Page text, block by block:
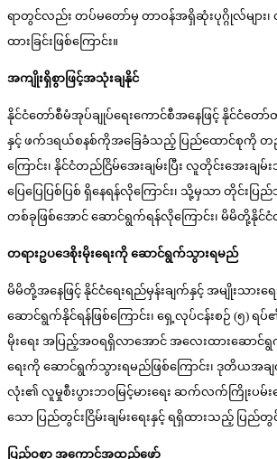
ရာတွင်လည်း တပ်မတော်မှ တာဝန်အရှိဆုံးပုဂ္ဂိုလ်များ၊
ထားခြင်းဖြစ်ကြောင်း။
အကျိုးရှိစွာဖြင့်အသုံးချနိုင်
နိုင်ငံတော်စီမံအုပ်ချုပ်ရေးကောင်စီအနေဖြင့် နိုင်ငံတော်
နှင့် ဖက်ဒရယ်စနစ်ကိုအခြေခံသည့် ပြည်ထောင်စုကို တည်ဆော
ကြောင်း၊ နိုင်ငံတည်ငြိမ်အေးချမ်းပြီး လူတိုင်းအေ
ပြေပြေပြစ်ပြစ် ရှိနေရန်လိုကြောင်း၊ သို့မှသာ တိုင်း
တစ်ခုဖြစ်အောင် ဆောင်ရွက်ရန်လိုကြောင်း၊ မိမိတို့နိုင်ငံတွ
တရားဥပဒေစိုးမိုးရေးကို ဆောင်ရွက်သွားရမည်
မိမိတို့အနေဖြင့် နိုင်ငံရေးရည်မှန်းချက်နှင့် အမျိုးသား
ဆောင်ရွက်နိုင်ရန်ဖြစ်ကြောင်း၊ ရှေ့လုပ်ငန်းစဉ် (၅)
မိုးရေး အပြည့်အဝရရှိလာအောင် အလေးထားဆောင်ရွက်
ရေးကို ဆောင်ရွက်သွားရမည်ဖြစ်ကြောင်း၊ ဒုတိယအခ
လုံး၏ လူမှုစီးပွားဘဝမြင့်မားရေး ဆက်လက်ကြိုးပမ်
သော ပြည်တွင်းငြိမ်းချမ်းရေးနှင့် ရရှိထားသည့် ပြည်
ပြည့်ဝစွာ အကောင်အထည်ဖော်